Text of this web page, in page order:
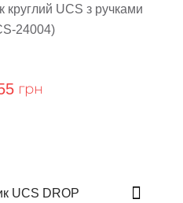
круглий UCS з ручками
24004)
грн